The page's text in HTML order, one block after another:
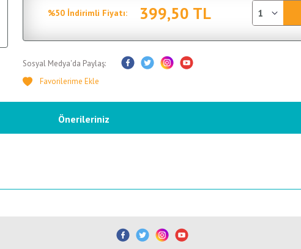
%50 İndirimli Fiyatı: 399,50 TL
Sosyal Medya'da Paylaş:
Önerileriniz
Bu ürüne ilk yorumu siz yapın!